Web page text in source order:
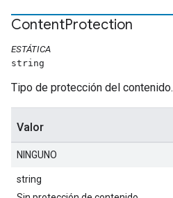
ContentProtection
ESTÁTICA
string
Tipo de protección del contenido.
Valor
NINGUNO
string